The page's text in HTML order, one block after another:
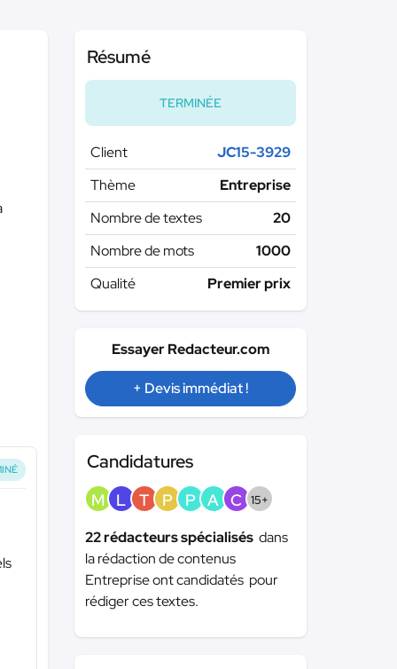
Résumé
TERMINÉE
Client
JC15-3929
Thème
Entreprise
Nombre de textes
20
Nombre de mots
1000
Qualité
Premier prix
Essayer Redacteur.com
+ Devis immédiat !
Candidatures
M L T P P A C 15+
22 rédacteurs spécialisés dans
la rédaction de contenus
Entreprise ont candidatés pour
rédiger ces textes.